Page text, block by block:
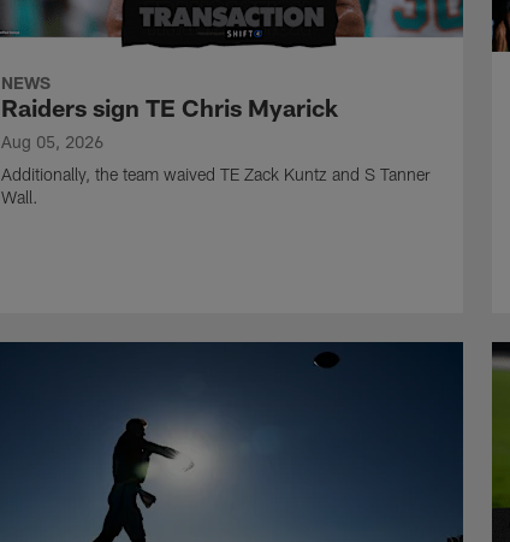
NEWS
Raiders sign TE Chris Myarick
Aug 05, 2026
Additionally, the team waived TE Zack Kuntz and S Tanner
Wall.